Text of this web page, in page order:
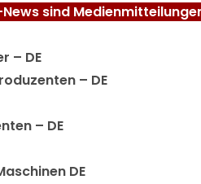
sind
– DE
– DE
– DE
DE